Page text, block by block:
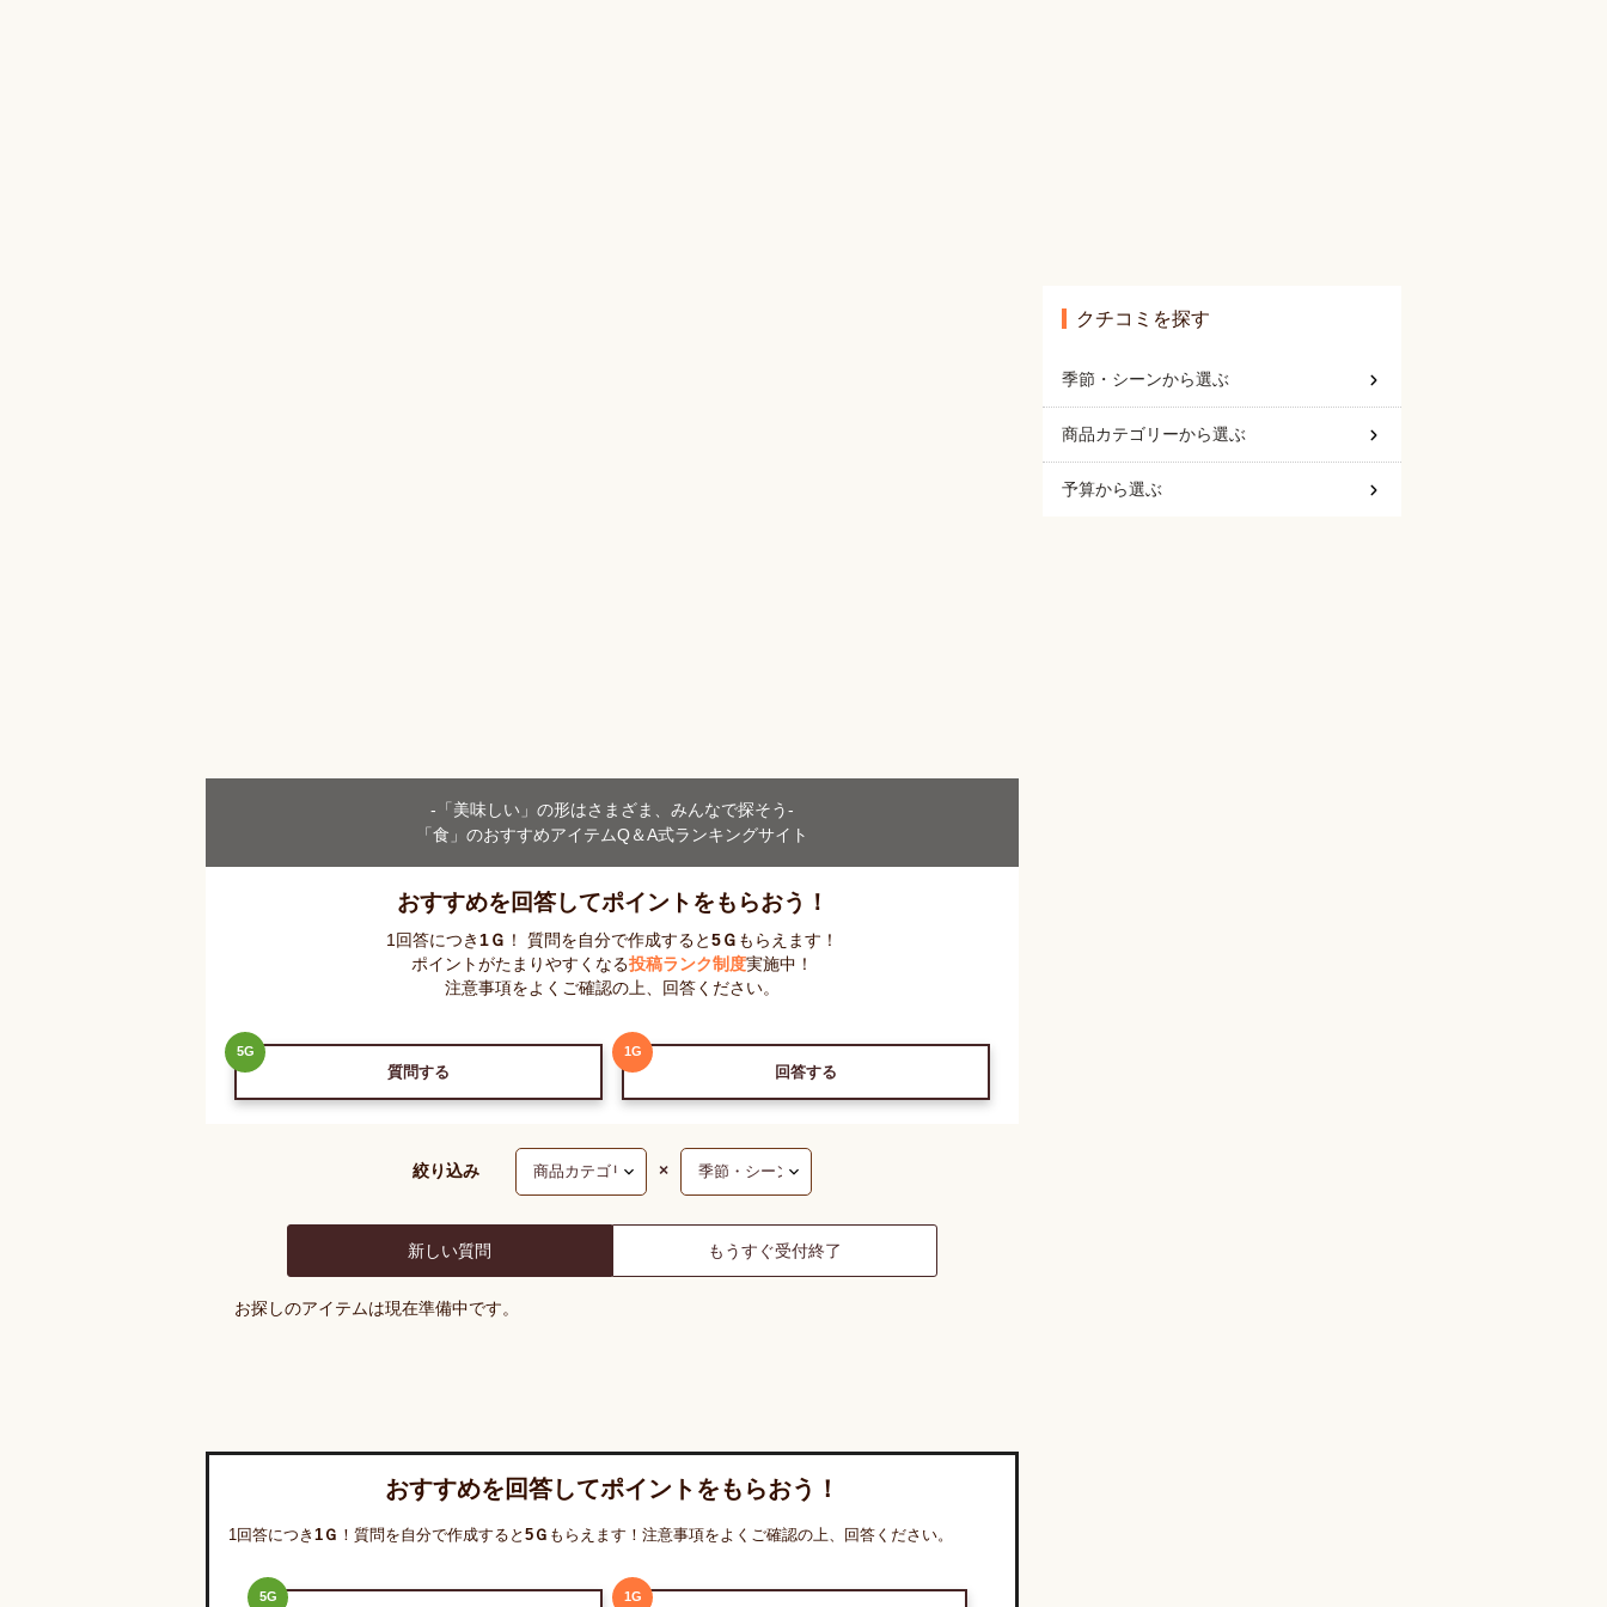
-「美味しい」の形はさまざま、 みんなで探そう-
「食」のおすすめアイテムQ＆A式ランキングサイト
おすすめを回答してポイントをもらおう！
1回答につき 1 Ｇ ！ 質問を自分で作成すると 5 Ｇ もらえます！
ポイントがたまりやすくなる投稿ランク制度実施中！
注意事項をよくご確認の上、回答ください。
5G
質問する
1 G
回答する
絞り込み ×
新しい質問 もうすぐ受付終了
お探しのアイテムは現在準備中です。
おすすめを回答してポイントをもらおう！
1回答につき 1 Ｇ ！質問を自分で作成すると 5 Ｇ もらえます！注意事項をよくご確認の上、回答ください。
5G 1 G
クチコミを探す
季節・シーンから選ぶ
商品カテゴリーから選ぶ
予算から選ぶ